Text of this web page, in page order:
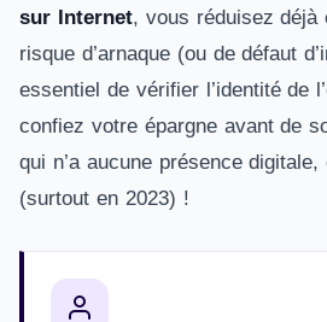
sur Internet, vous réduisez déjà
risque d’arnaque (ou de défaut
essentiel de vérifier l’identité de
confiez votre épargne avant de
qui n’a aucune présence
(surtout en 2023) !